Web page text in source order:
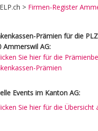
> Firmen-Register
Prämien für die
Ammerswil AG:
Sie hier für die
Prämien
Events im Kanton AG:
Sie hier für die Übersicht